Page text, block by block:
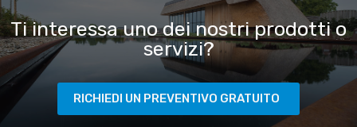
Ti interessa uno dei nostri prodotti o
servizi?
RICHIEDI UN PREVENTIVO GRATUITO